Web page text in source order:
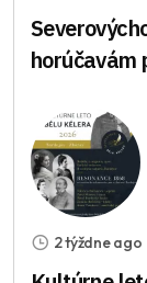
horúčavám
2 týždne ago